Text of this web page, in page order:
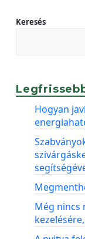
Keresés
Hogyan
Még nincs